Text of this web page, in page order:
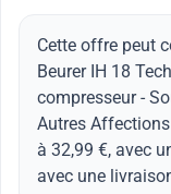
Cette offre peut
Beurer IH 18
compresseur -
Autres
à 32,99 €, avec
avec une